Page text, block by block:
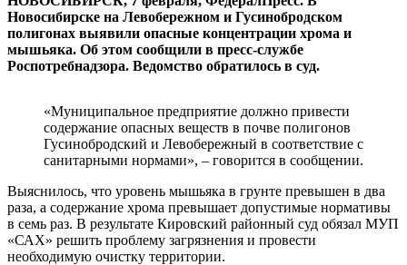
Новосибирске на Левобережном и Гусинобродском
полигонах выявили опасные концентрации хрома и
мышьяка. Об этом сообщили в пресс-службе
Роспотребнадзора. Ведомство обратилось в суд.
«Муниципальное предприятие должно привести
содержание опасных веществ в почве полигонов
Гусинобродский и Левобережный в соответствие с
санитарными нормами», – говорится в сообщении.
Выяснилось, что уровень мышьяка в грунте превышен в два
раза, а содержание хрома превышает допустимые нормативы
в семь раз. В результате Кировский районный суд обязал МУП
«САХ» решить проблему загрязнения и провести
необходимую очистку территории.